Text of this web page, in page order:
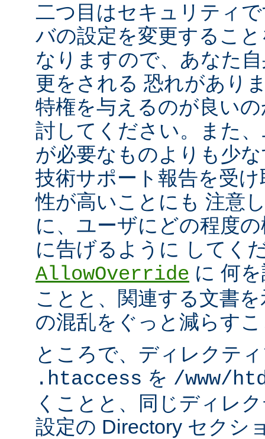
二つ目はセキュリティ
バの設定を変更するこ
なりますので、あなた
更をされる 恐れがあり
特権を与えるのが良い
討してください。また
が必要なものよりも少
技術サポート報告を受
性が高いことにも 注意
に、ユーザにどの程度
に告げるように してく
AllowOverride に 何
ことと、関連する文書
の混乱をぐっと減らす
ところで、ディレクテ
.htaccess を /www/
くことと、同じディレ
設定の Directory セクシ